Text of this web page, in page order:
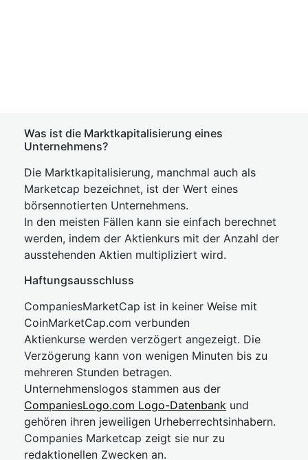
Was ist die Marktkapitalisierung eines
Unternehmens?
Die Marktkapitalisierung, manchmal auch als
Marketcap bezeichnet, ist der Wert eines
börsennotierten Unternehmens.
In den meisten Fällen kann sie einfach berechnet
werden, indem der Aktienkurs mit der Anzahl der
ausstehenden Aktien multipliziert wird.
Haftungsausschluss
CompaniesMarketCap ist in keiner Weise mit
CoinMarketCap.com verbunden
Aktienkurse werden verzögert angezeigt. Die
Verzögerung kann von wenigen Minuten bis zu
mehreren Stunden betragen.
Unternehmenslogos stammen aus der
CompaniesLogo.com Logo-Datenbank und
gehören ihren jeweiligen Urheberrechtsinhabern.
Companies Marketcap zeigt sie nur zu
redaktionellen Zwecken an.